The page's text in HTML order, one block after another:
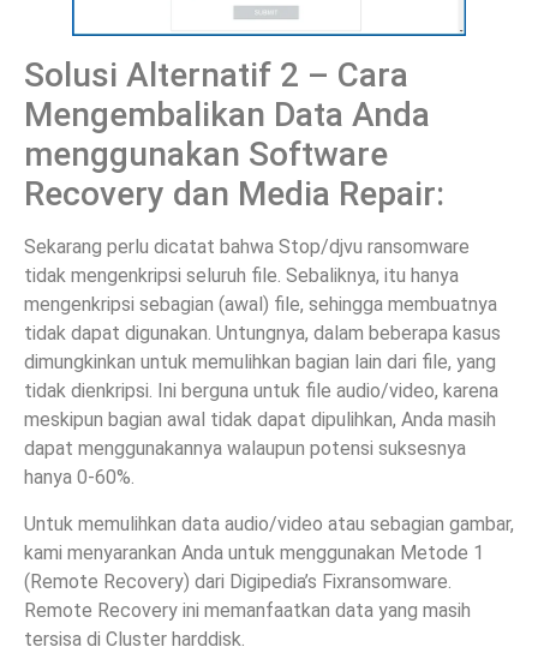
Solusi Alternatif 2 – Cara
Mengembalikan Data Anda
menggunakan Software
Recovery dan Media Repair:
Sekarang perlu dicatat bahwa Stop/djvu ransomware
tidak mengenkripsi seluruh file. Sebaliknya, itu hanya
mengenkripsi sebagian (awal) file, sehingga membuatnya
tidak dapat digunakan. Untungnya, dalam beberapa kasus
dimungkinkan untuk memulihkan bagian lain dari file, yang
tidak dienkripsi. Ini berguna untuk file audio/video, karena
meskipun bagian awal tidak dapat dipulihkan, Anda masih
dapat menggunakannya walaupun potensi suksesnya
hanya 0-60%.
Untuk memulihkan data audio/video atau sebagian gambar,
kami menyarankan Anda untuk menggunakan Metode 1
(Remote Recovery) dari Digipedia’s Fixransomware.
Remote Recovery ini memanfaatkan data yang masih
tersisa di Cluster harddisk.